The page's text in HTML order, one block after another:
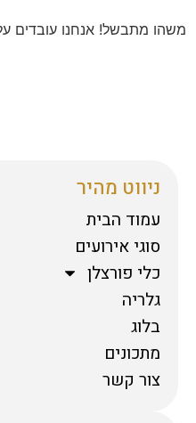
משהו מתבשל! אנחנו עובדים
ניווט מהיר
עמוד הבית
סוגי אירועים
כלי פורצלן
גלריה
בלוג
מתכונים
צור קשר